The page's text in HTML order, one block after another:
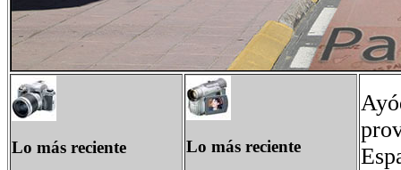
Lo más reciente Lo más reciente